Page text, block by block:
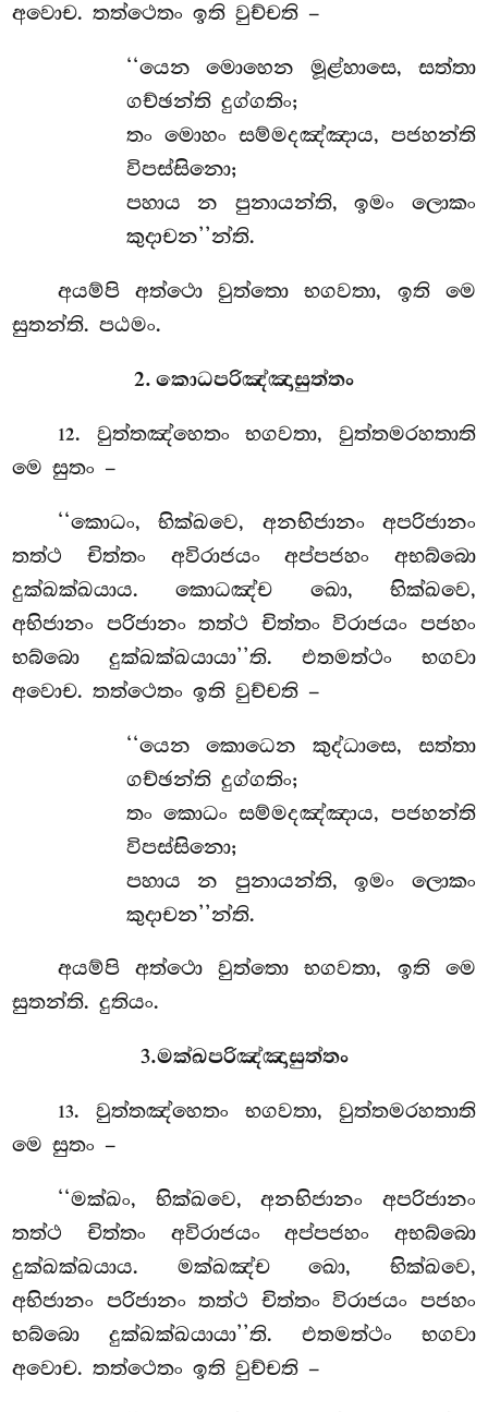
අවොච. තත්ථෙතං ඉති වුච්චති –
‘‘යෙන මොහෙන මූළ්හාසෙ, සත්තා
ගච්ඡන්ති දුග්ගතිං;
තං මොහං සම්මදඤ්ඤාය, පජහන්ති
විපස්සිනො;
පහායන පුනායන්ති, ඉමං ලොකං
කුදාචන’’න්ති.
අයම්පි අත්ථො වුත්තො භගවතා, ඉති මෙ
සුතන්ති. පඨමං.
2. කොධපරිඤ්ඤාසුත්තං
12. වුත්තඤ්හෙතංභගවතා, වුත්තමරහතාති
මෙ සුතං –
‘‘කොධං, භික්ඛවෙ, අනභිජානං අපරිජානං
තත්ථ චිත්තං අවිරාජයං අප්පජහං අභබ්බො
දුක්ඛක්ඛයාය. කොධඤ්ච ඛො, භික්ඛවෙ,
අභිජානං පරිජානං තත්ථ චිත්තං විරාජයං පජහං
භබ්බො දුක්ඛක්ඛයායා’’ති. එතමත්ථං භගවා
අවොච. තත්ථෙතං ඉති වුච්චති –
‘‘යෙනකොධෙන කුද්ධාසෙ, සත්තා
ගච්ඡන්ති දුග්ගතිං;
තං කොධං සම්මදඤ්ඤාය, පජහන්ති
විපස්සිනො;
පහාය න පුනායන්ති, ඉමං ලොකං
කුදාචන’’න්ති.
අයම්පි අත්ථො වුත්තො භගවතා, ඉති මෙ
සුතන්ති. දුතියං.
3.මක්ඛපරිඤ්ඤාසුත්තං
13. වුත්තඤ්හෙතං භගවතා, වුත්තමරහතාති
මෙ සුතං –
‘‘මක්ඛං, භික්ඛවෙ, අනභිජානං අපරිජානං
තත්ථ චිත්තං අවිරාජයං අප්පජහං අභබ්බො
දුක්ඛක්ඛයාය. මක්ඛඤ්ච ඛො, භික්ඛවෙ,
අභිජානං පරිජානං තත්ථ චිත්තං විරාජයං පජහං
භබ්බො දුක්ඛක්ඛයායා’’ති. එතමත්ථං භගවා
අවොච. තත්ථෙතං ඉති වුච්චති –